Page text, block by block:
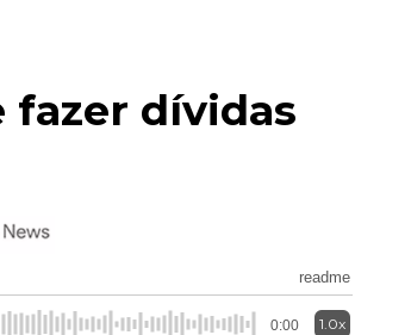
fazer dívidas
readme
0:00 1.0x